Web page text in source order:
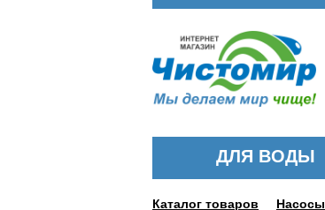
ДЛЯ ВОДЫ
Каталог товаров Насосы